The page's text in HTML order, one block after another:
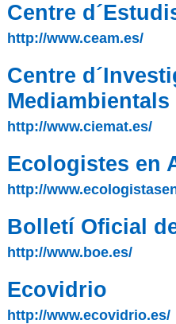
Centre
http://www.ceam.es/
Centre
http://www.ciemat.es/
Ecologistes en
http://
Bolletí Oficial
http://www.boe.es/
Ecovidrio
http://www.ecovidrio.es/